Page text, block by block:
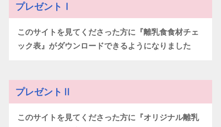
プレゼントⅠ
このサイトを見てくださった方に『離乳食食材チェ
ック表』がダウンロードできるようになりました
プレゼントⅡ
このサイトを見てくださった方に『オリジナル離乳